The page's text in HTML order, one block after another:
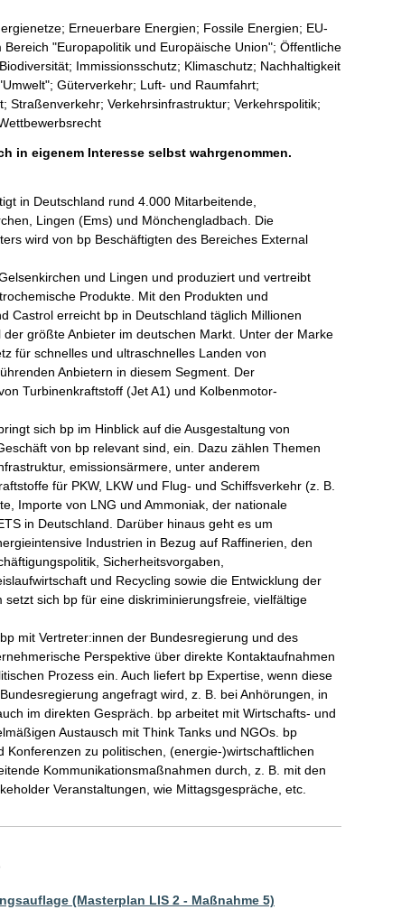
Erneuerbare Energien; Fossile Energien; EU-
"Europapolitik und Europäische Union"; Öffentliche
Immissionsschutz; Klimaschutz; Nachhaltigkeit
Güterverkehr; Luft- und Raumfahrt;
Straßenverkehr; Verkehrsinfrastruktur; Verkehrspolitik;
in eigenem Interesse selbst wahrgenommen.
in Deutschland rund 4.000 Mitarbeitende,
Lingen (Ems) und Mönchengladbach. Die
wird von bp Beschäftigten des Bereiches External
und Lingen und produziert und vertreibt
Produkte. Mit den Produkten und
Castrol erreicht bp in Deutschland täglich Millionen
größte Anbieter im deutschen Markt. Unter der Marke
für schnelles und ultraschnelles Landen von
Anbietern in diesem Segment. Der
Turbinenkraftstoff (Jet A1) und Kolbenmotor-
sich bp im Hinblick auf die Ausgestaltung von
von bp relevant sind, ein. Dazu zählen Themen
emissionsärmere, unter anderem
für PKW, LKW und Flug- und Schiffsverkehr (z. B.
Importe von LNG und Ammoniak, der nationale
in Deutschland. Darüber hinaus geht es um
Industrien in Bezug auf Raffinerien, den
Sicherheitsvorgaben,
und Recycling sowie die Entwicklung der
sich bp für eine diskriminierungsfreie, vielfältige
mit Vertreter:innen der Bundesregierung und des
Perspektive über direkte Kontaktaufnahmen
Prozess ein. Auch liefert bp Expertise, wenn diese
angefragt wird, z. B. bei Anhörungen, in
im direkten Gespräch. bp arbeitet mit Wirtschafts- und
Austausch mit Think Tanks und NGOs. bp
zu politischen, (energie-)wirtschaftlichen
Kommunikationsmaßnahmen durch, z. B. mit den
(Masterplan LIS 2 - Maßnahme 5)